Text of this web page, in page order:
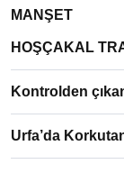
MANŞET
HOŞÇAKAL
Kontrolden
Urfa’da